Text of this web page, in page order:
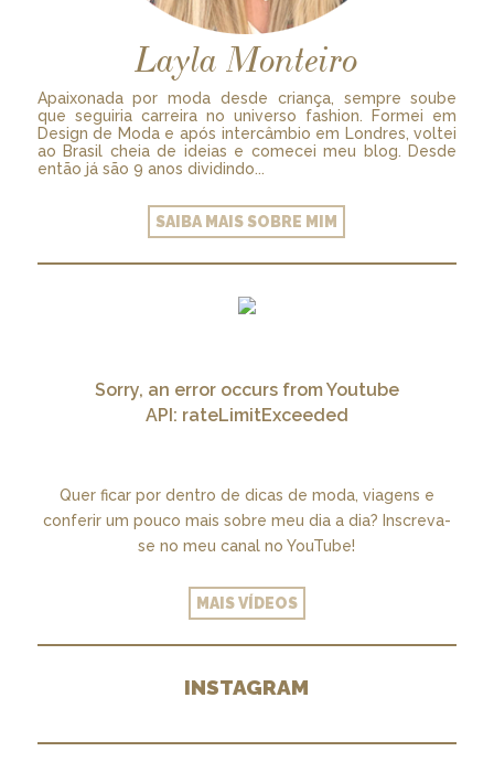
Layla Monteiro
Apaixonada por moda desde criança, sempre soube
que seguiria carreira no universo fashion. Formei em
Design de Moda e após intercâmbio em Londres, voltei
ao Brasil cheia de ideias e comecei meu blog. Desde
então já são 9 anos dividindo...
SAIBA MAIS SOBRE MIM
Sorry, an error occurs from Youtube
API: rateLimitExceeded
Quer ficar por dentro de dicas de moda, viagens e
conferir um pouco mais sobre meu dia a dia? Inscreva-
se no meu canal no YouTube!
MAIS VÍDEOS
INSTAGRAM